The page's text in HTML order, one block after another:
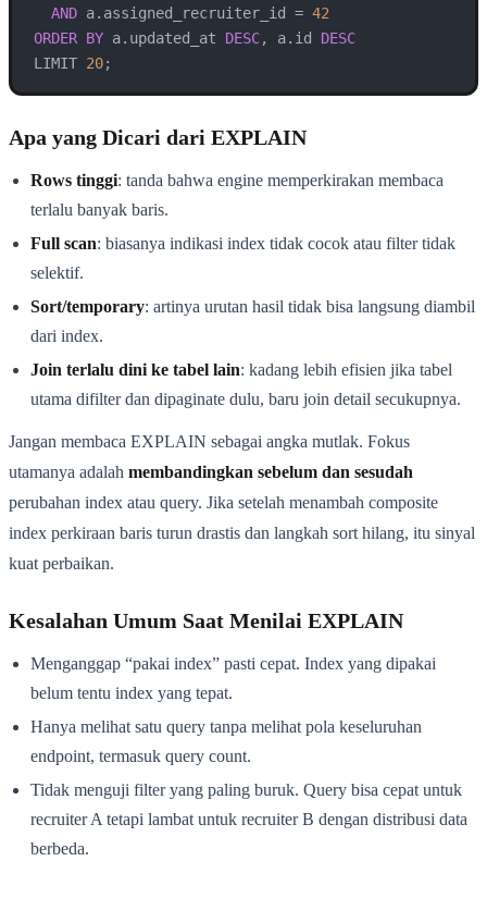
AND a.assigned_recruiter_id = 42
ORDER BY a.updated_at DESC, a.id DESC
LIMIT 20
Apa yang Dicari dari EXPLAIN
Rows tinggi: tanda bahwa engine memperkirakan membaca
terlalu banyak baris.
Full scan: biasanya indikasi index tidak cocok atau filter tidak
selektif.
Sort/temporary: artinya urutan hasil tidak bisa langsung diambil
dari index.
Join terlalu dini ke tabel lain: kadang lebih efisien jika tabel
utama difilter dan dipaginate dulu, baru join detail secukupnya.
Jangan membaca EXPLAIN sebagai angka mutlak. Fokus
utamanya adalah membandingkan sebelum dan sesudah
perubahan index atau query. Jika setelah menambah composite
index perkiraan baris turun drastis dan langkah sort hilang, itu sinyal
kuat perbaikan.
Kesalahan Umum Saat Menilai EXPLAIN
Menganggap “pakai index” pasti cepat. Index yang dipakai
belum tentu index yang tepat.
Hanya melihat satu query tanpa melihat pola keseluruhan
endpoint, termasuk query count.
Tidak menguji filter yang paling buruk. Query bisa cepat untuk
recruiter A tetapi lambat untuk recruiter B dengan distribusi data
berbeda.